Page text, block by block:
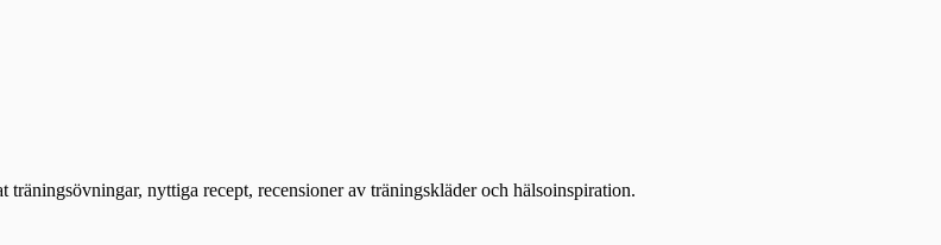
nyttiga recept, recensioner av träningskläder och hälsoinspiration.